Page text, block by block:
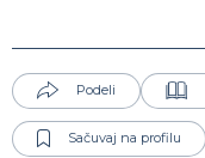
Podeli
Sačuvaj na profilu